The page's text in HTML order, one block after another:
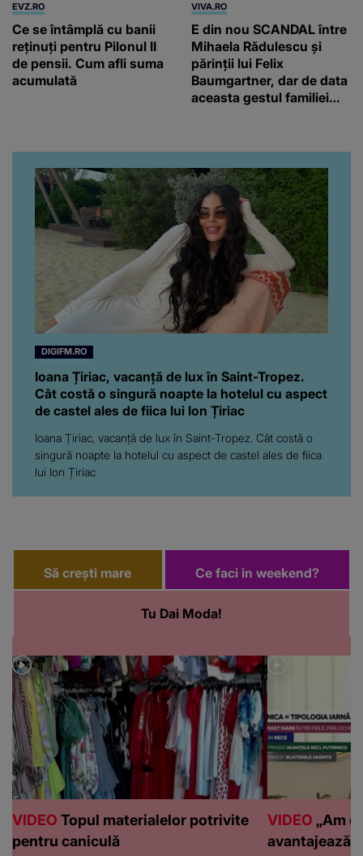
EVZ.RO
Ce se întâmplă cu banii
reținuți pentru Pilonul II
de pensii. Cum afli suma
acumulată
VIVA.RO
E din nou SCANDAL între
Mihaela Rădulescu și
părinții lui Felix
Baumgartner, dar de data
aceasta gestul familiei
noastră! Fostei
prezentatoare nici că-i
vine să creadă că s-a
ajuns până aici, dar e
adevărat, au făcut-o și pe
asta! Și ce a ieșit la iveală
ar fi prea mult pentru
oricine: "Cu… mine, fata
româncă...”
DIGIFM.RO
Ioana Țiriac, vacanță de lux în Saint-Tropez.
Cât costă o singură noapte la hotelul cu aspect
de castel ales de fiica lui Ion Țiriac
Ioana Țiriac, vacanță de lux în Saint-Tropez. Cât costă o
singură noapte la hotelul cu aspect de castel ales de fiica
lui Ion Țiriac
Să crești mare
Tu Dai Moda!
Ce faci in weekend?
VIDEO Topul materialelor potrivite
pentru caniculă
VIDEO „Am
avantajează